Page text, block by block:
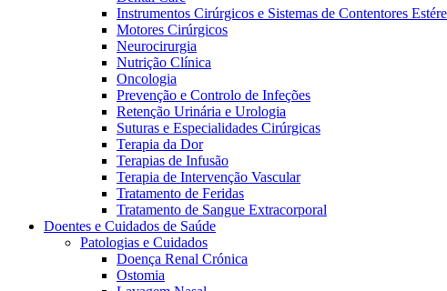
Cuidados Domiciliários
Coordenamos os seus cuidados médicos quando recebe alta do
Vagas disponíveis
Descubra as tuas oportunidades de carreira na B. Braun. Pesquise
Instrumentos Cirúrgicos e Sistemas de Contentores
Motores Cirúrgicos
Neurocirurgia
Nutrição Clínica
Oncologia
Prevenção e Controlo de Infeções
Retenção Urinária e Urologia
Suturas e Especialidades Cirúrgicas
Terapia da Dor
Terapias de Infusão
Terapia de Intervenção Vascular
Tratamento de Feridas
Tratamento de Sangue Extracorporal
Doentes e Cuidados de Saúde
Patologias e Cuidados
Doença Renal Crónica
Ostomia